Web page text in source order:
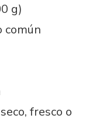
g)
común
fresco o